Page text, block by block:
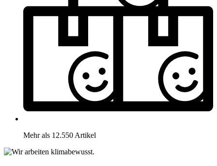
Mehr als 12.550 Artikel